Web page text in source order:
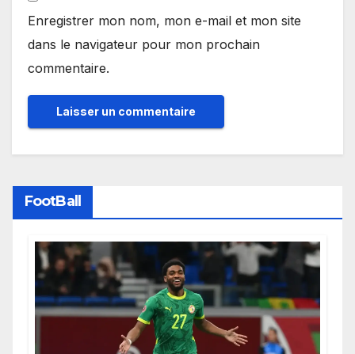
Enregistrer mon nom, mon e-mail et mon site
dans le navigateur pour mon prochain
commentaire.
FootBall